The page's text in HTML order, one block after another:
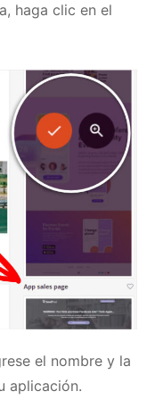
haga clic en el
el nombre y la
aplicación.